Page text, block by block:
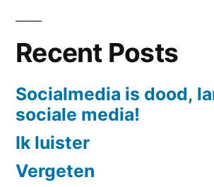
Recent Posts
Socialmedia is dood,
sociale media!
Ik luister
Vergeten